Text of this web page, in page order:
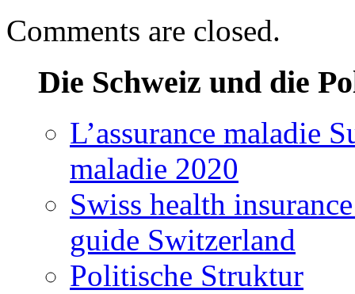
Comments are closed.
Die Schweiz und die
L’assurance maladie
maladie 2020
Swiss health
guide Switzerland
Politische Struktur